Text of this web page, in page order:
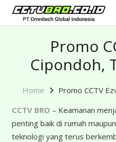
Promo
Cipondoh,
Home
Promo CCTV
CCTV BRO – Keamanan
penting baik di rumah
teknologi yang terus